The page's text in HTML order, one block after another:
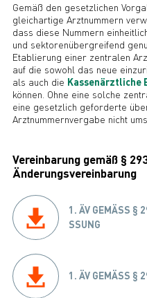
Gemäß den gesetzlichen
gleichartige Arztnummern
dass diese Nummern
und sektorenübergreifend
Etablierung einer zentralen
auf die sowohl das neue
als auch die Kassenärztliche
können. Ohne eine solche
eine gesetzlich geforderte
Arztnummernvergabe nicht
Vereinbarung gemäß §
Änderungsvereinbarung
1. ÄV GEMÄSS §
SUNG
1. ÄV GEMÄSS §